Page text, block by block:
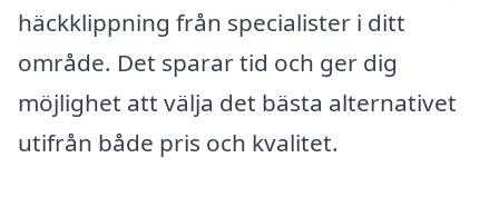
häckklippning från specialister i ditt
område. Det sparar tid och ger dig
möjlighet att välja det bästa alternativet
utifrån både pris och kvalitet.